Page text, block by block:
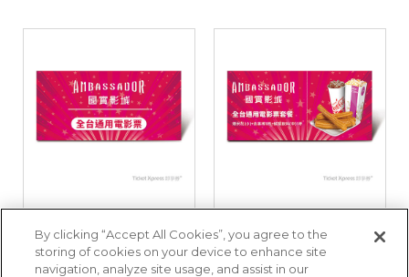
影票好禮即享券
影票套餐好禮即享券
By clicking “Accept All Cookies”, you agree to the
storing of cookies on your device to enhance site
navigation, analyze site usage, and assist in our